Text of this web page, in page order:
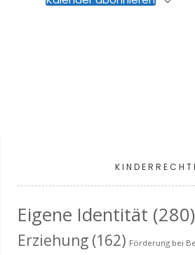
Eigene Identität (280)
Erziehung (162) Förderung bei